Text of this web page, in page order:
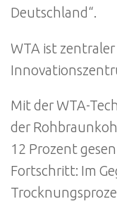
Deutschland“.
WTA ist
Mit der WTA-
der
12 Prozent
Fortschritt: Im